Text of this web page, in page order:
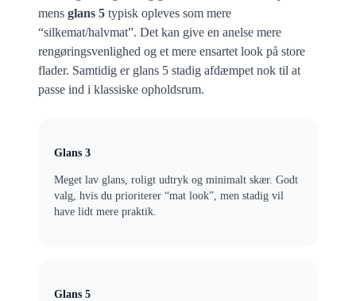
mens glans 5 typisk opleves som mere
“silkemat/halvmat”. Det kan give en anelse mere
rengøringsvenlighed og et mere ensartet look på store
flader. Samtidig er glans 5 stadig afdæmpet nok til at
passe ind i klassiske opholdsrum.
Glans 3
Meget lav glans, roligt udtryk og minimalt skær. Godt
valg, hvis du prioriterer “mat look”, men stadig vil
have lidt mere praktik.
Glans 5